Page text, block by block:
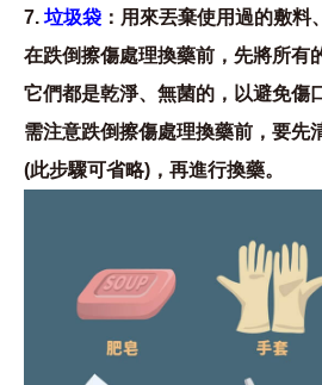
7.垃圾袋 ：用來丟棄使用過的敷料
在跌倒擦傷處理換藥前，先將所有
它們都是乾淨、無菌的，以避免傷
需注意跌倒擦傷處理換藥前，要先
(此步驟可省略)，再進行換藥。